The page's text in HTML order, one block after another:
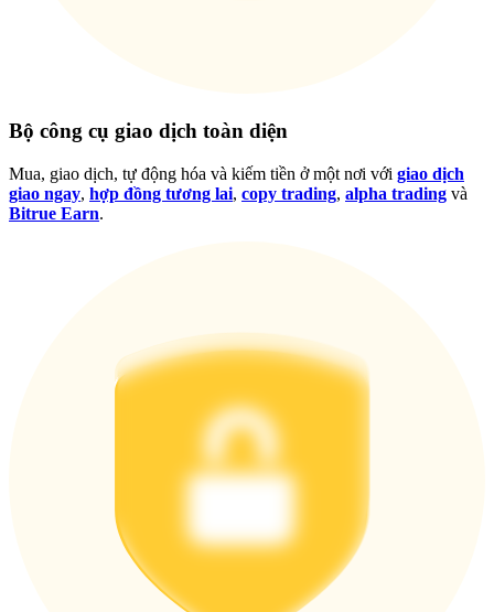
Đăng nhậpĐăng ký
Bộ công cụ giao dịch toàn diện
Mua, giao dịch, tự động hóa và kiếm tiền ở một nơi với giao dịch
giao ngay, hợp đồng tương lai, copy trading, alpha trading và
Bitrue Earn.